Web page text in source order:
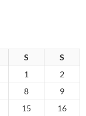
S
S
1
2
8
9
15 16